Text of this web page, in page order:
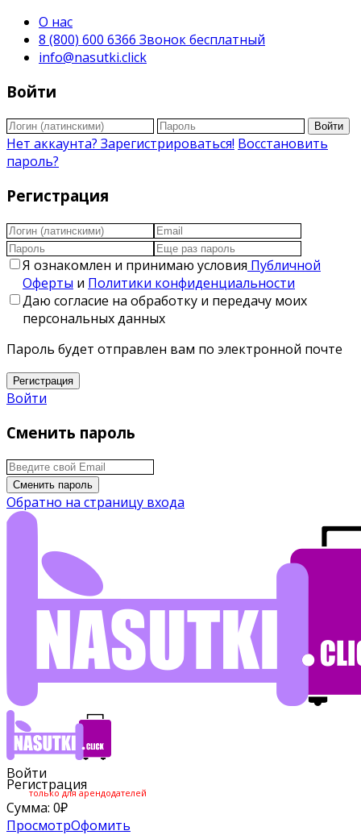
О нас
8 (800) 600 6366 Звонок бесплатный
info@nasutki.click
Войти
Войти
Нет аккаунта? Зарегистрироваться! Восстановить
пароль?
Регистрация
Я ознакомлен и принимаю условия Публичной
Оферты и Политики конфиденциальности
Даю согласие на обработку и передачу моих
персональных данных
Пароль будет отправлен вам по электронной почте
Регистрация
Войти
Сменить пароль
Сменить пароль
Обратно на страницу входа
Войти
Регистрация
только для арендодателей
Сумма: 0₽
ПросмотрОфомить